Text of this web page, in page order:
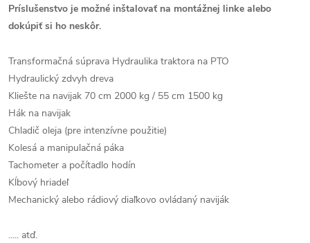
Príslušenstvo je možné inštalovať na montážnej linke alebo
dokúpiť si ho neskôr.
Transformačná súprava Hydraulika traktora na PTO
Hydraulický zdvyh dreva
Kliešte na navijak 70 cm 2000 kg / 55 cm 1500 kg
Hák na navijak
Chladič oleja (pre intenzívne použitie)
Kolesá a manipulačná páka
Tachometer a počítadlo hodín
Kĺbový hriadeľ
Mechanický alebo rádiový diaľkovo ovládaný naviják
..... atď.